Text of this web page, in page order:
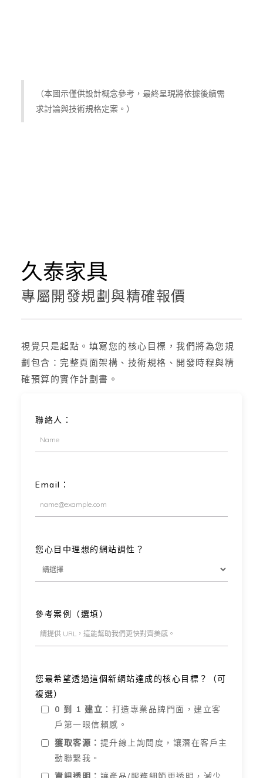
（本圖示僅供設計概念參考，最終呈現將依據後續需
求討論與技術規格定案。）
久泰家具
專屬開發規劃與精確報價
視覺只是起點。填寫您的核心目標，我們將為您規
劃包含：完整頁面架構、技術規格、開發時程與精
確預算的實作計劃書。
聯絡人：
Email：
您心目中理想的網站調性？
參考案例（選填）
您最希望透過這個新網站達成的核心目標？（可
複選）
0 到 1 建立 ：打造專業品牌門面，建立客
戶第一眼信賴感。
獲取客源： 提升線上詢問度，讓潛在客戶主
動聯繫我。